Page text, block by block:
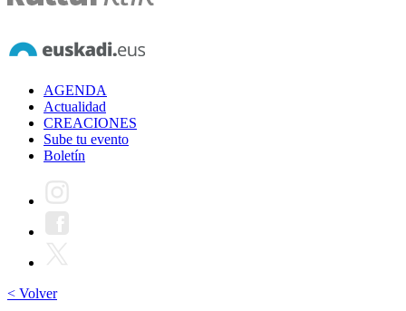
AGENDA
Actualidad
CREACIONES
Sube tu evento
Boletín
< Volver